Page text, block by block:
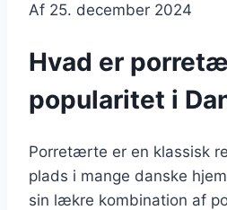
Af 25. december 2024
Hvad er
popularitet i
Porretærte er en klassisk
plads i mange danske
sin lækre kombination af